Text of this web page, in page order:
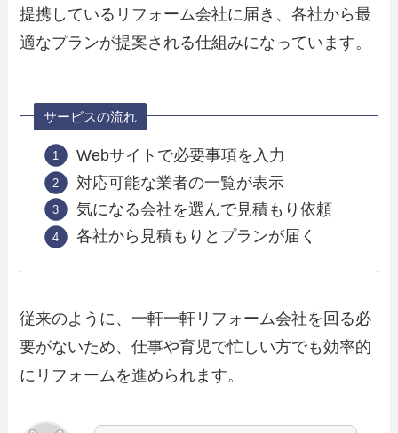
提携しているリフォーム会社に届き、各社から最
適なプランが提案される仕組みになっています。
サービスの流れ
Webサイトで必要事項を入力
対応可能な業者の一覧が表示
気になる会社を選んで見積もり依頼
各社から見積もりとプランが届く
従来のように、一軒一軒リフォーム会社を回る必
要がないため、仕事や育児で忙しい方でも効率的
にリフォームを進められます。